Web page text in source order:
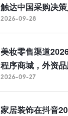
触达中国采购决策
2026-09-28
美妆零售渠道
程序商城，外资
2026-09-27
家居装饰在抖音